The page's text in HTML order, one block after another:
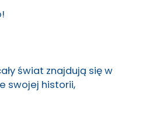
świat znajdują się w
swojej historii,